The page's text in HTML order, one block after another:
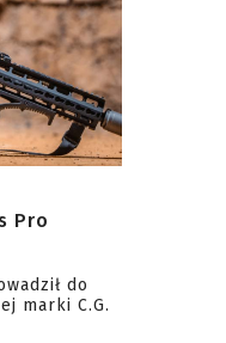
Pro
do
marki C.G.